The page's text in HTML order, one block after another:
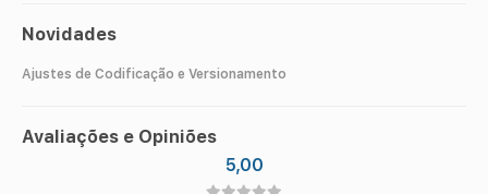
Novidades
Ajustes de Codificação e Versionamento
Avaliações e Opiniões
5,00